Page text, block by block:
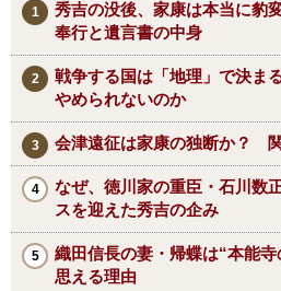
秀吉の没後、家康は本当に
奉行と遺言書の中身
戦争する国は「地理」で決ま
やめられないのか
会津遠征は家康の独断か？
なぜ、徳川家の重臣・石川数
スを迎えた秀吉の企み
織田信長の妻・帰蝶は“本能
思える理由